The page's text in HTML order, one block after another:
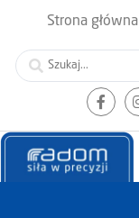
Strona główna